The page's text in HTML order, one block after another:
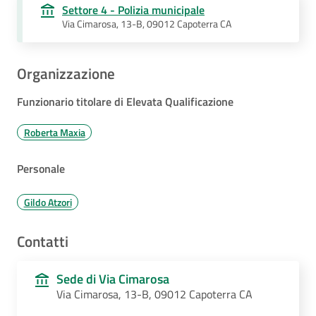
Settore 4 - Polizia municipale
Via Cimarosa, 13-B, 09012 Capoterra CA
Organizzazione
Funzionario titolare di Elevata Qualificazione
Roberta Maxia
Personale
Gildo Atzori
Contatti
Sede di Via Cimarosa
Via Cimarosa, 13-B, 09012 Capoterra CA